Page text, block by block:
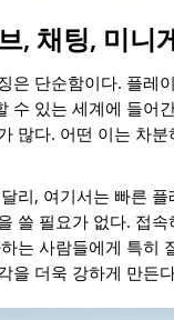
, 채팅, 미니
은 단순함이다. 플레
수 있는 세계에 들어
많다. 어떤 이는 차
리, 여기서는 빠른
쓸 필요가 없다. 접
는 사람들에게 특히
을 더욱 강하게 만든